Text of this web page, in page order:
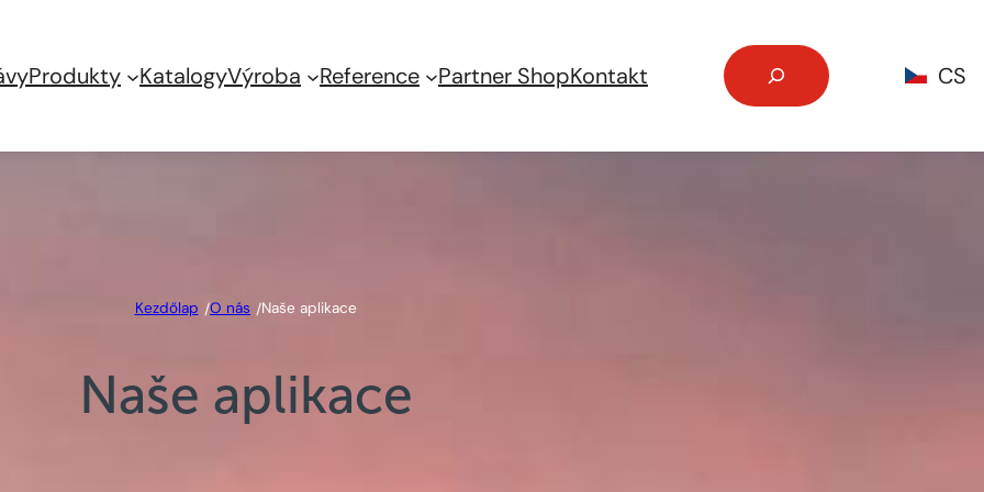
Produkty KatalogyVýroba Reference Partner ShopKontakt
Search
CS
Kezdőlap /O nás /Naše aplikace
Naše aplikace